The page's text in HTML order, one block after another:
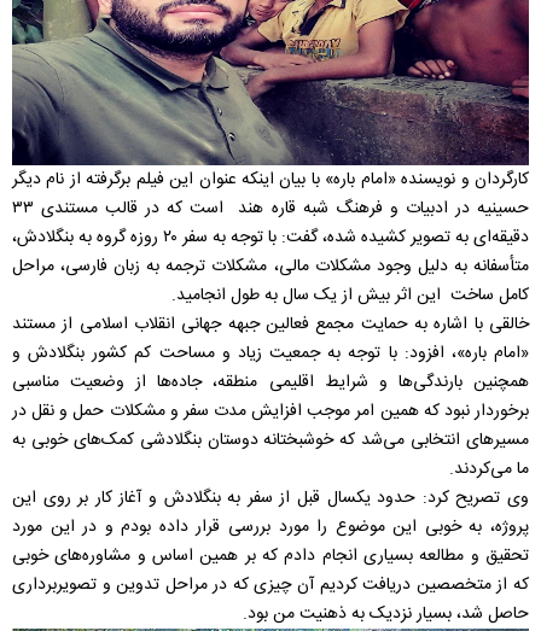
کارگردان و نویسنده «امام‌ باره» با بیان اینکه عنوان این فیلم برگرفته از نام دیگر
حسینیه در ادبیات و فرهنگ شبه قاره هند است که در قالب مستندی ۳۳
دقیقه‌ای به تصویر کشیده شده، گفت: با توجه به سفر ۲۰ روزه گروه به بنگلادش،
متأسفانه به دلیل وجود مشکلات مالی، مشکلات ترجمه به زبان فارسی، مراحل
کامل ساخت این اثر بیش از یک سال به طول انجامید.
خالقی با اشاره به حمایت مجمع فعالین جبهه جهانی انقلاب اسلامی از مستند
«امام‌ باره»، افزود: با توجه به جمعیت زیاد و مساحت کم کشور بنگلادش و
همچنین بارندگی‌ها و شرایط اقلیمی منطقه، جاده‌ها از وضعیت مناسبی
برخوردار نبود که همین امر موجب افزایش مدت سفر و مشکلات حمل و نقل در
مسیرهای انتخابی می‌شد که خوشبختانه دوستان بنگلادشی کمک‌های خوبی به
ما می‌کردند.
وی تصریح کرد: حدود یکسال قبل از سفر به بنگلادش و آغاز کار بر روی این
پروژه، به خوبی این موضوع را مورد بررسی قرار داده بودم و در این مورد
تحقیق و مطالعه بسیاری انجام دادم که بر همین اساس و مشاوره‌های خوبی
که از متخصصین دریافت کردیم آن چیزی که در مراحل تدوین و تصویربرداری
حاصل شد، بسیار نزدیک به ذهنیت من بود.